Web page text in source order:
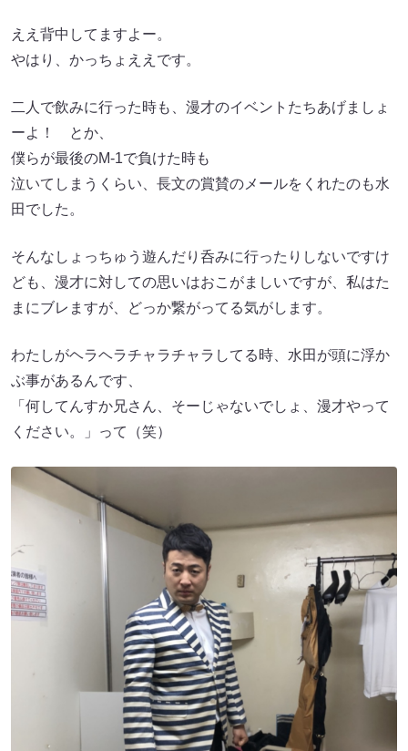
ええ背中してますよー。
やはり、かっちょええです。
二人で飲みに行った時も、漫才のイベントたちあげましょ
ーよ！ とか、
僕らが最後のM-1で負けた時も
泣いてしまうくらい、長文の賞賛のメールをくれたのも水
田でした。
そんなしょっちゅう遊んだり呑みに行ったりしないですけ
ども、漫才に対しての思いはおこがましいですが、私はた
まにブレますが、どっか繋がってる気がします。
わたしがヘラヘラチャラチャラしてる時、水田が頭に浮か
ぶ事があるんです、
「何してんすか兄さん、そーじゃないでしょ、漫才やって
ください。」って（笑）